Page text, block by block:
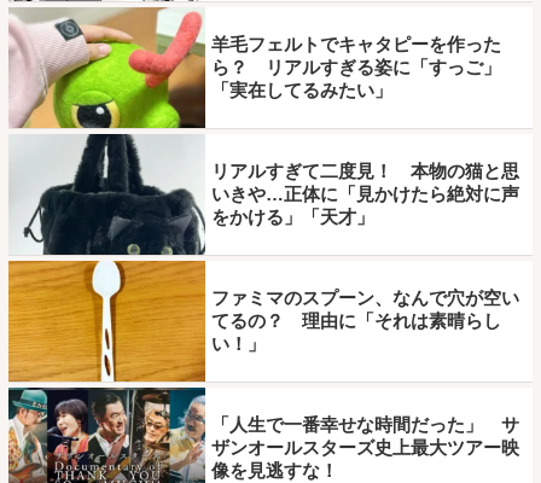
羊毛フェルトでキャタピーを作った
ら？ リアルすぎる姿に「すっご」
「実在してるみたい」
リアルすぎて二度見！ 本物の猫と思
いきや…正体に「見かけたら絶対に声
をかける」「天才」
ファミマのスプーン、なんで穴が空い
てるの？ 理由に「それは素晴らし
い！」
「人生で一番幸せな時間だった」 サ
ザンオールスターズ史上最大ツアー映
像を見逃すな！